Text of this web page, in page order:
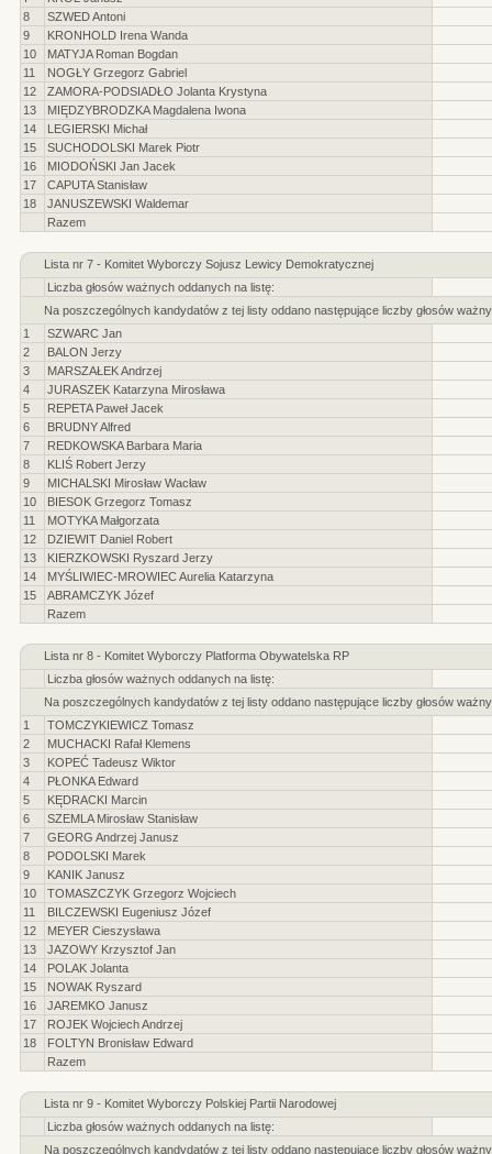
8
SZWED Antoni
9
KRONHOLD Irena Wanda
10
MATYJA Roman Bogdan
11
NOGŁY Grzegorz Gabriel
12
ZAMORA-PODSIADŁO Jolanta Krystyna
13
MIĘDZYBRODZKA Magdalena Iwona
14
LEGIERSKI Michał
15
SUCHODOLSKI Marek Piotr
16
MIODOŃSKI Jan Jacek
17
CAPUTA Stanisław
18
JANUSZEWSKI Waldemar
Razem
Lista nr 7 - Komitet Wyborczy Sojusz Lewicy Demokratycznej
Liczba głosów ważnych oddanych na listę:
Na poszczególnych kandydatów z tej listy oddano następujące liczby głosów
1
SZWARC Jan
2
BALON Jerzy
3
MARSZAŁEK Andrzej
4
JURASZEK Katarzyna Mirosława
5
REPETA Paweł Jacek
6
BRUDNY Alfred
7
REDKOWSKA Barbara Maria
8
KLIŚ Robert Jerzy
9
MICHALSKI Mirosław Wacław
10
BIESOK Grzegorz Tomasz
11
MOTYKA Małgorzata
12
DZIEWIT Daniel Robert
13
KIERZKOWSKI Ryszard Jerzy
14
MYŚLIWIEC-MROWIEC Aurelia Katarzyna
15
ABRAMCZYK Józef
Razem
Lista nr 8 - Komitet Wyborczy Platforma Obywatelska RP
Liczba głosów ważnych oddanych na listę:
Na poszczególnych kandydatów z tej listy oddano następujące liczby głosów
1
TOMCZYKIEWICZ Tomasz
2
MUCHACKI Rafał Klemens
3
KOPEĆ Tadeusz Wiktor
4
PŁONKA Edward
5
KĘDRACKI Marcin
6
SZEMLA Mirosław Stanisław
7
GEORG Andrzej Janusz
8
PODOLSKI Marek
9
KANIK Janusz
10
TOMASZCZYK Grzegorz Wojciech
11
BILCZEWSKI Eugeniusz Józef
12
MEYER Cieszysława
13
JAZOWY Krzysztof Jan
14
POLAK Jolanta
15
NOWAK Ryszard
16
JAREMKO Janusz
17
ROJEK Wojciech Andrzej
18
FOLTYN Bronisław Edward
Razem
Lista nr 9 - Komitet Wyborczy Polskiej Partii Narodowej
Liczba głosów ważnych oddanych na listę:
Na poszczególnych kandydatów z tej listy oddano następujące liczby głosów